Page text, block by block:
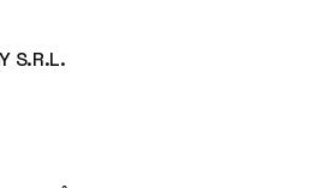
S.R.L.